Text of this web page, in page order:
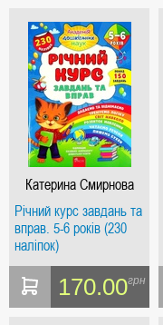
Катерина Смирнова
Річний курс завдань та
вправ. 5-6 років (230
наліпок)
170.00грн